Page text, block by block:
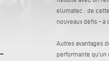
elumatec : de
nouveaux défis –
Autres avantages
performante qu'un